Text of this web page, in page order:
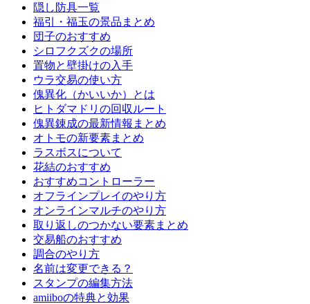
隠し防具一覧
福引・福玉の景品まとめ
団子のおすすめ
シロフクズクの場所
置物と壁掛けの入手
ウラ交易の使い方
傀異化（かいいか）とは
ヒトダマドリの回収ルート
傀異錬成の最新情報まとめ
オトモの新要素まとめ
ラスボスについて
花結のおすすめ
おすすめコントローラー
オフラインプレイのやり方
オンラインマルチのやり方
取り返しのつかない要素まとめ
交易船のおすすめ
調合のやり方
名前は変更できる？
スタンプの編集方法
amiiboの特典と効果